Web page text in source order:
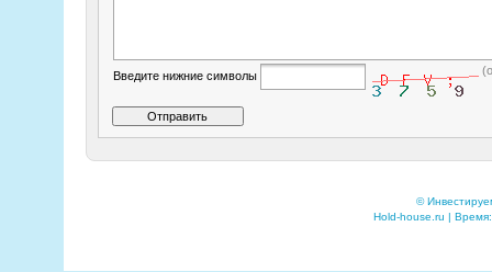
Введите нижние символы
©
Hold-house.ru |